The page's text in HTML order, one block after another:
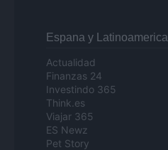
Espana y Latinoamerica
Actualidad
Finanzas 24
Investindo 365
Think.es
Viajar 365
ES Newz
Pet Story